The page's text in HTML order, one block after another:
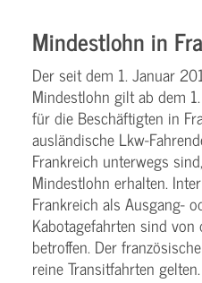
Mindestlohn in
Der seit dem 1. Januar
Mindestlohn gilt ab dem
für die Beschäftigten in
ausländische Lkw-
Frankreich unterwegs
Mindestlohn erhalten.
Frankreich als Ausgang-
Kabotagefahrten sind
betroffen. Der
reine Transitfahrten gelten.